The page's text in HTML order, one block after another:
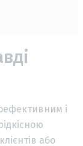
і
або